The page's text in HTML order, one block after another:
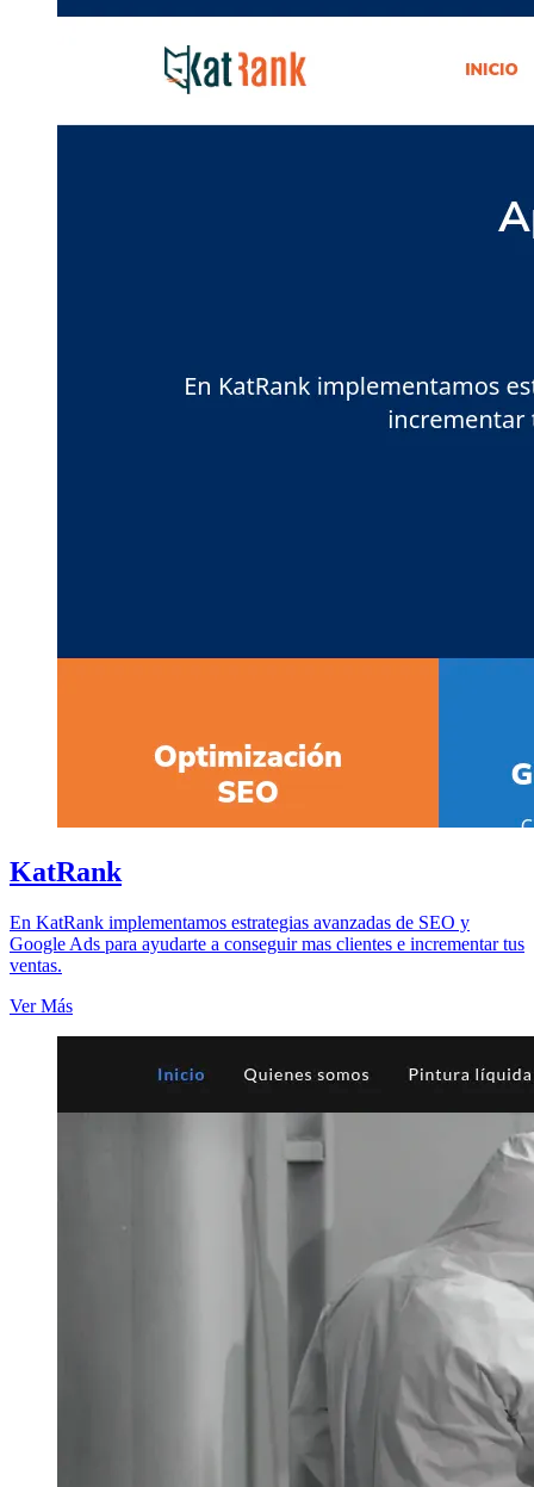
KatRank
En KatRank implementamos estrategias avanzadas de SEO y
Google Ads para ayudarte a conseguir mas clientes e incrementar tus
ventas.
Ver Más